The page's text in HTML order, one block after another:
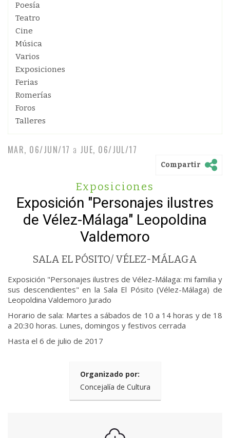
Poesía
Teatro
Cine
Música
Varios
Exposiciones
Ferias
Romerías
Foros
Talleres
MAR, 06/JUN/17 a JUE, 06/JUL/17
Compartir
Exposiciones
Exposición "Personajes ilustres
de Vélez-Málaga" Leopoldina
Valdemoro
SALA EL PÓSITO/ VÉLEZ-MÁLAGA
Exposición "Personajes ilustres de Vélez-Málaga: mi familia y
sus descendientes" en la Sala El Pósito (Vélez-Málaga) de
Leopoldina Valdemoro Jurado
Horario de sala: Martes a sábados de 10 a 14 horas y de 18
a 20:30 horas. Lunes, domingos y festivos cerrada
Hasta el 6 de julio de 2017
Organizado por:
Concejalía de Cultura